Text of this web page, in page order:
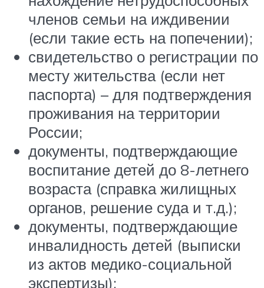
членов семьи на иждивении
(если такие есть на попечении);
свидетельство о регистрации по
месту жительства (если нет
паспорта) – для подтверждения
проживания на территории
России;
документы, подтверждающие
воспитание детей до 8-летнего
возраста (справка жилищных
органов, решение суда и т.д.);
документы, подтверждающие
инвалидность детей (выписки
из актов медико-социальной
экспертизы);